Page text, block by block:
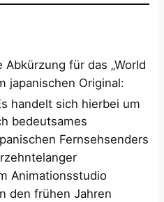
für das „World
japanischen Original:
handelt sich hierbei um
bedeutsames
Fernsehsenders
Animationsstudio
den frühen Jahren